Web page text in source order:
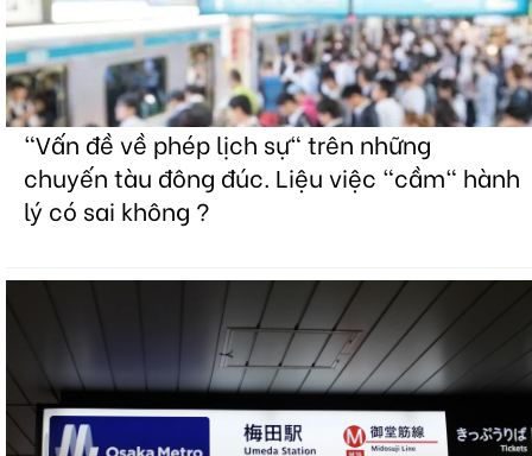
"Vấn đề về phép lịch sự" trên những
chuyến tàu đông đúc. Liệu việc "cầm" hành
lý có sai không ?